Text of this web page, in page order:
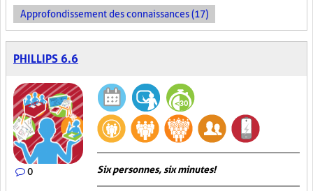
Approfondissement des connaissances (17)
PHILLIPS 6.6
0 Six personnes, six minutes!